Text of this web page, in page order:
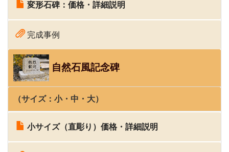
変形石碑：価格・ 詳細説明
完成事例
自然石風記念碑
（サイズ： 小・中・ 大）
小サイズ（直彫り）価格・詳細説明